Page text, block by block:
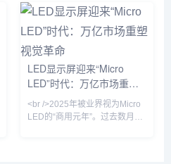
同时展示了基于Micro LED技术
的全新产品线，像素间距首次突
破P0.3以下，亮度达到10000尼
特，对比度提升至理论极限。更
令人振奋的是，中国企业利亚德
与晶电合作的Micro LED量产线
正式投产，成本较去年下降
“实验室黑科技”正式走向商
LED显示屏迎来“Micro
LED”时代：万亿市场重塑
视觉革命
<br />2025年被业界视为Micro
LED的“商用元年”。过去数月